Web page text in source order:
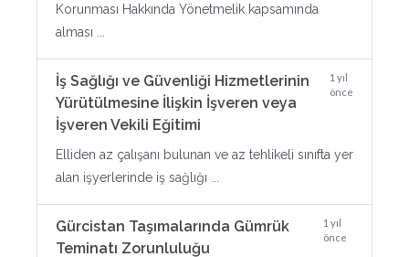
Korunması Hakkında Yönetmelik kapsamında
alması ...
İş Sağlığı ve Güvenliği Hizmetlerinin
Yürütülmesine İlişkin İşveren veya
İşveren Vekili Eğitimi
1 yıl
önce
Elliden az çalışanı bulunan ve az tehlikeli sınıfta yer
alan işyerlerinde iş sağlığı ...
Gürcistan Taşımalarında Gümrük
Teminatı Zorunluluğu
1 yıl
önce